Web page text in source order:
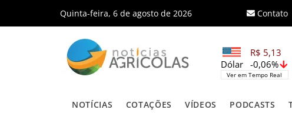
Quinta-feira, 6 de agosto de 2026 Contato
R$ 5,13
-0,06%
Dólar
Ver em Tempo Real
NOTÍCIAS COTAÇÕES VÍDEOS PODCASTS